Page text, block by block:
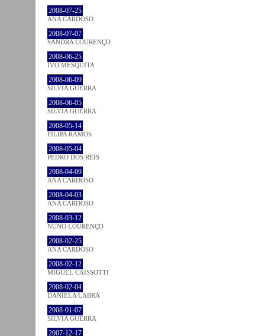
2008-07-25
ANA CARDOSO
2008-07-07
SANDRA LOURENÇO
2008-06-25
IVO MESQUITA
2008-06-09
SÍLVIA GUERRA
2008-06-05
SÍLVIA GUERRA
2008-05-14
FILIPA RAMOS
2008-05-04
PEDRO DOS REIS
2008-04-09
ANA CARDOSO
2008-04-03
ANA CARDOSO
2008-03-12
NUNO LOURENÇO
2008-02-25
ANA CARDOSO
2008-02-12
MIGUEL CAISSOTTI
2008-02-04
DANIELA LABRA
2008-01-07
SÍLVIA GUERRA
2007-12-17